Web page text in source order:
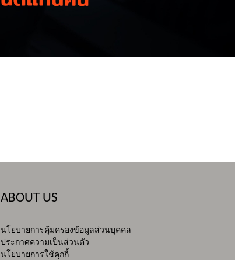
ABOUT US
นโยบายการคุ้มครองข้อมูลส่วนบุคคล
ประกาศความเป็นส่วนตัว
นโยบายการใช้คุกกี้